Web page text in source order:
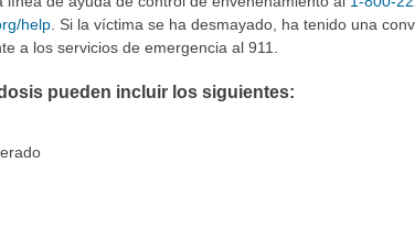
help. Si la víctima se ha desmayado, ha tenido una
a los servicios de emergencia al 911.
pueden incluir los siguientes: